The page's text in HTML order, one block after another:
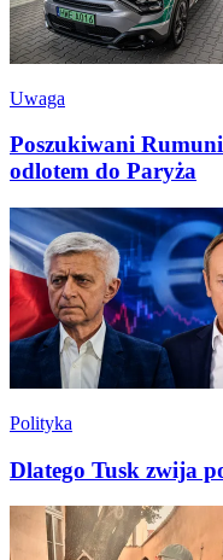
Uwaga
Poszukiwani
odlotem do Paryża
Polityka
Dlatego Tusk zwija